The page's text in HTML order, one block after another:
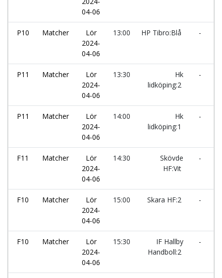
04-06
P10 Matcher
Lör
2024-
04-06
13:00 HP Tibro:Blå -
P11 Matcher
Lör
2024-
04-06
13:30
Hk
lidköping:2
-
P11 Matcher
Lör
2024-
04-06
14:00
Hk
lidköping:1
-
F11 Matcher
Lör
2024-
04-06
14:30
Skövde
HF:Vit
-
F10 Matcher
Lör
2024-
04-06
15:00 Skara HF:2 -
F10 Matcher
Lör
2024-
04-06
15:30
IF Hallby
Handboll:2
-